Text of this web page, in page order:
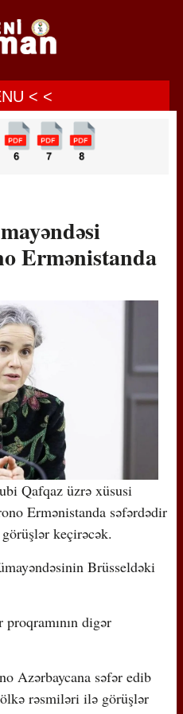
< <
Ermənistanda
Qafqaz üzrə xüsusi
Ermənistanda səfərdədir
keçirəcək.
Brüsseldəki
digər
Azərbaycana səfər edib
rəsmiləri ilə görüşlər